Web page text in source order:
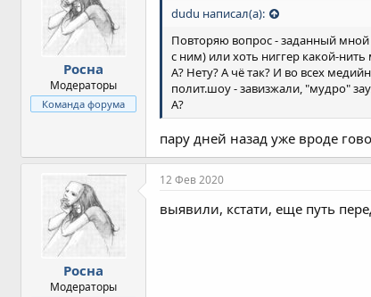
Росна
Модераторы
Команда форума
dudu написал(а):
Повторяю вопрос - заданный
с ним) или хоть ниггер какой-
А? Нету? А чё так? И во всех
полит.шоу - завизжали, "мудро"
А?
пару дней назад уже вроде
Росна
Модераторы
12 Фев 2020
выявили, кстати, еще путь